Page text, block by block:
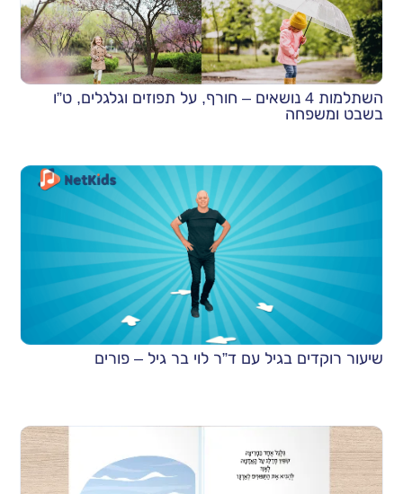
השתלמות 4 נושאים – חורף, על תפוזים וגלגלים, ט”ו
בשבט ומשפחה
שיעור רוקדים בגיל עם ד”ר לוי בר גיל – פורים